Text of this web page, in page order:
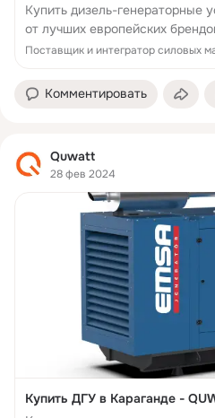
Купить дизель-генераторные
от лучших европейских
Wilson в Кокшетау
Поставщик и интегратор силовых
Комментировать
Quwatt
28 фев 2024
Купить ДГУ в Караганде -